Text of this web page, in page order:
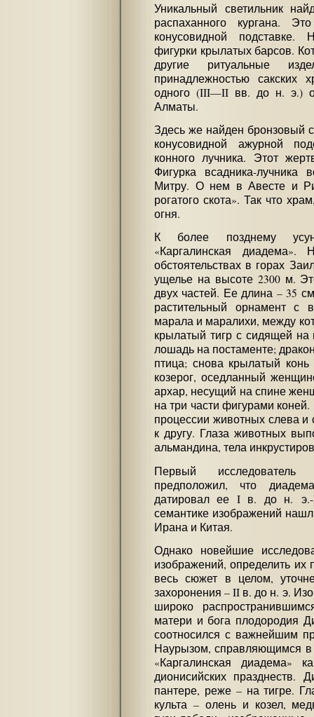
Уникальный светильник
распаханного кургана.
конусовидной
фигурки крылатых барсов.
другие ритуальные
принадлежностью сакских
одного (III—II вв. до н. э.)
Алматы.
Здесь же найден бронзовый
конусовидной ажурной
конного лучника. Этот
Фигурка всадника-лучника
Митру. О нем в Авесте и
рогатого скота». Так что
огня.
К более позднему
«Каргалинская
обстоятельствах в горах
ущелье на высоте 2300 м.
двух частей. Ее длина – 35
растительный орнамент с
марала и маралихи, между
крылатый тигр с сидящей
лошадь на постаменте;
птица; снова крылатый
козерог, оседланный
архар, несущий на спине
на три части фигурами
процессии животных слева и
к другу. Глаза животных
альмандина, тела
Первый
предположил, что
датировал ее I в. до н.
семантике изображений
Ирана и Китая.
Однако новейшие
изображений, определить
весь сюжет в целом,
захоронения – II в. до н. э.
широко
матери и бога плодородия
соотносился с важнейшим
Наурызом, справляющимся в
«Каргалинская диадема»
дионисийских празднеств.
пантере, реже – на тигре.
культа – олень и козел,